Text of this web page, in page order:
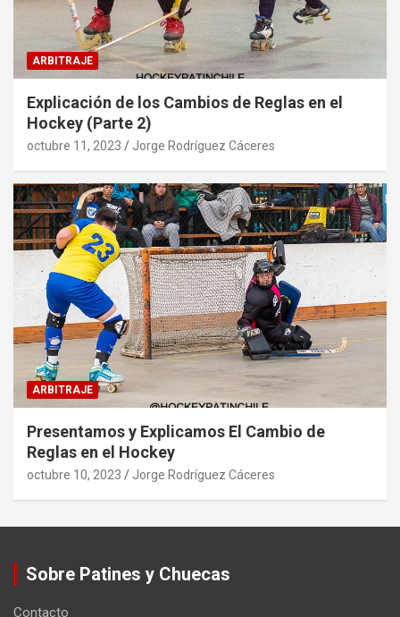
ARBITRAJE
Explicación de los Cambios de Reglas en el
Hockey (Parte 2)
octubre 11, 2023 Jorge Rodríguez Cáceres
ARBITRAJE
Presentamos y Explicamos El Cambio de
Reglas en el Hockey
octubre 10, 2023 Jorge Rodríguez Cáceres
Sobre Patines y Chuecas
Contacto